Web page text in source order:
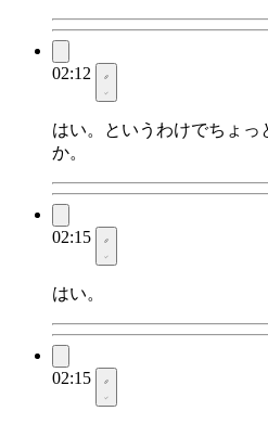
02:12
はい。というわけでちょっ
か。
02:15
はい。
02:15